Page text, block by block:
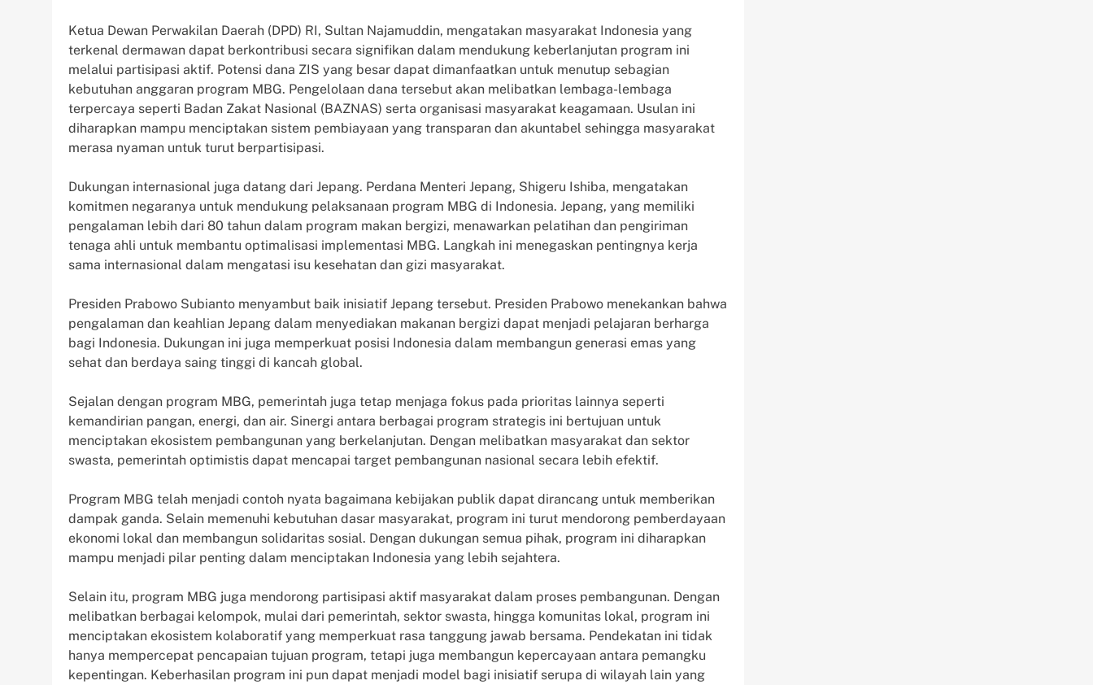
Ketua Dewan Perwakilan Daerah (DPD) RI, Sultan Najamuddin, mengatakan masyarakat Indonesia yang
terkenal dermawan dapat berkontribusi secara signifikan dalam mendukung keberlanjutan program ini
melalui partisipasi aktif. Potensi dana ZIS yang besar dapat dimanfaatkan untuk menutup sebagian
kebutuhan anggaran program MBG. Pengelolaan dana tersebut akan melibatkan lembaga-lembaga
terpercaya seperti Badan Zakat Nasional (BAZNAS) serta organisasi masyarakat keagamaan. Usulan ini
diharapkan mampu menciptakan sistem pembiayaan yang transparan dan akuntabel sehingga masyarakat
merasa nyaman untuk turut berpartisipasi.
Dukungan internasional juga datang dari Jepang. Perdana Menteri Jepang, Shigeru Ishiba, mengatakan
komitmen negaranya untuk mendukung pelaksanaan program MBG di Indonesia. Jepang, yang memiliki
pengalaman lebih dari 80 tahun dalam program makan bergizi, menawarkan pelatihan dan pengiriman
tenaga ahli untuk membantu optimalisasi implementasi MBG. Langkah ini menegaskan pentingnya kerja
sama internasional dalam mengatasi isu kesehatan dan gizi masyarakat.
Presiden Prabowo Subianto menyambut baik inisiatif Jepang tersebut. Presiden Prabowo menekankan bahwa
pengalaman dan keahlian Jepang dalam menyediakan makanan bergizi dapat menjadi pelajaran berharga
bagi Indonesia. Dukungan ini juga memperkuat posisi Indonesia dalam membangun generasi emas yang
sehat dan berdaya saing tinggi di kancah global.
Sejalan dengan program MBG, pemerintah juga tetap menjaga fokus pada prioritas lainnya seperti
kemandirian pangan, energi, dan air. Sinergi antara berbagai program strategis ini bertujuan untuk
menciptakan ekosistem pembangunan yang berkelanjutan. Dengan melibatkan masyarakat dan sektor
swasta, pemerintah optimistis dapat mencapai target pembangunan nasional secara lebih efektif.
Program MBG telah menjadi contoh nyata bagaimana kebijakan publik dapat dirancang untuk memberikan
dampak ganda. Selain memenuhi kebutuhan dasar masyarakat, program ini turut mendorong pemberdayaan
ekonomi lokal dan membangun solidaritas sosial. Dengan dukungan semua pihak, program ini diharapkan
mampu menjadi pilar penting dalam menciptakan Indonesia yang lebih sejahtera.
Selain itu, program MBG juga mendorong partisipasi aktif masyarakat dalam proses pembangunan. Dengan
melibatkan berbagai kelompok, mulai dari pemerintah, sektor swasta, hingga komunitas lokal, program ini
menciptakan ekosistem kolaboratif yang memperkuat rasa tanggung jawab bersama. Pendekatan ini tidak
hanya mempercepat pencapaian tujuan program, tetapi juga membangun kepercayaan antara pemangku
kepentingan. Keberhasilan program ini pun dapat menjadi model bagi inisiatif serupa di wilayah lain yang